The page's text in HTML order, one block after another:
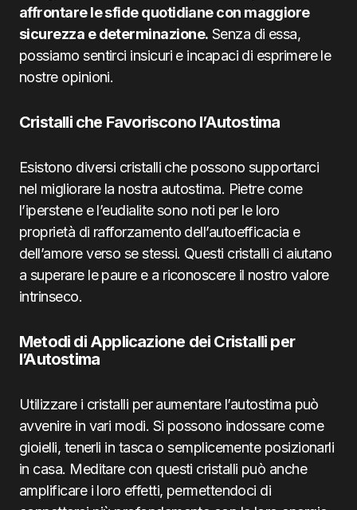
affrontare le sfide quotidiane con maggiore
sicurezza e determinazione. Senza di essa,
possiamo sentirci insicuri e incapaci di esprimere le
nostre opinioni.
Cristalli che Favoriscono l’Autostima
Esistono diversi cristalli che possono supportarci
nel migliorare la nostra autostima. Pietre come
l’iperstene e l’eudialite sono noti per le loro
proprietà di rafforzamento dell’autoefficacia e
dell’amore verso se stessi. Questi cristalli ci aiutano
a superare le paure e a riconoscere il nostro valore
intrinseco.
Metodi di Applicazione dei Cristalli per
l’Autostima
Utilizzare i cristalli per aumentare l’autostima può
avvenire in vari modi. Si possono indossare come
gioielli, tenerli in tasca o semplicemente posizionarli
in casa. Meditare con questi cristalli può anche
amplificare i loro effetti, permettendoci di